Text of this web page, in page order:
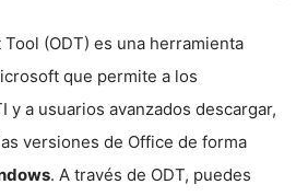
(ODT) es una herramienta
que permite a los
y a usuarios avanzados descargar,
versiones de Office de forma
. A través de ODT, puedes